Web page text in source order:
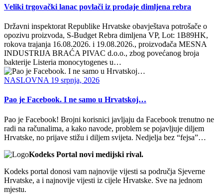
Veliki trgovački lanac povlači iz prodaje dimljena rebra
Državni inspektorat Republike Hrvatske obavještava potrošače o
opozivu proizvoda, S-Budget Rebra dimljena VP, Lot: 1B89HK,
rokova trajanja 16.08.2026. i 19.08.2026., proizvođača MESNA
INDUSTRIJA BRAĆA PIVAC d.o.o., zbog povećanog broja
bakterije Listeria monocytogenes u…
NASLOVNA 19 srpnja, 2026
Pao je Facebook. I ne samo u Hrvatskoj…
Pao je Facebook! Brojni korisnici javljaju da Facebook trenutno ne
radi na računalima, a kako navode, problem se pojavljuje diljem
Hrvatske, no prijave stižu i diljem svijeta. Nedjelja bez “fejsa”…
Kodeks Portal novi medijski rival.
Kodeks portal donosi vam najnovije vijesti sa područja Sjeverne
Hrvatske, a i najnovije vijesti iz cijele Hrvatske. Sve na jednom
mjestu.